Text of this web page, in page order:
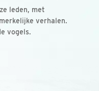
leden, met
verhalen.
vogels.